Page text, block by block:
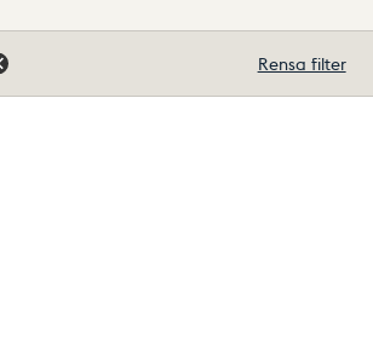
Rensa filter